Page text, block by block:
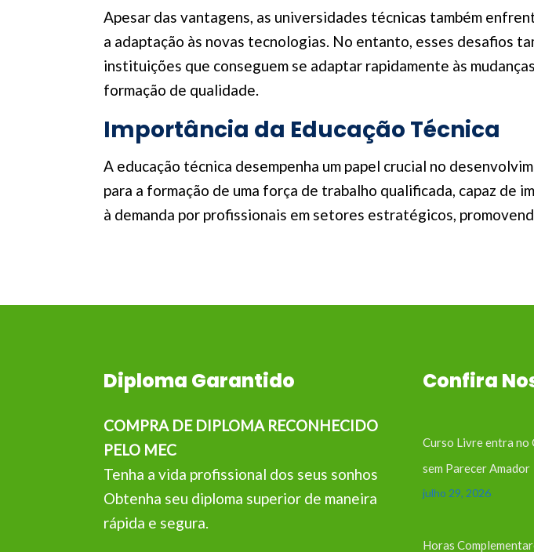
Apesar das vantagens, as universidades técnicas também
a adaptação às novas tecnologias. No entanto, esses desafios
instituições que conseguem se adaptar rapidamente às
formação de qualidade.
Importância da Educação Técnica
A educação técnica desempenha um papel crucial no
para a formação de uma força de trabalho qualificada, capaz de
à demanda por profissionais em setores estratégicos,
Diploma Garantido
COMPRA DE DIPLOMA RECONHECIDO
PELO MEC
Tenha a vida profissional dos seus sonhos
Obtenha seu diploma superior de maneira
rápida e segura.
Confira
Curso Livre entra no
sem Parecer Amador
julho 29, 2026
Horas